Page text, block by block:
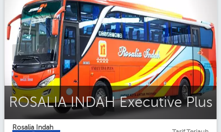
ROSALIA INDAH Executive Plus
Rosalia Indah